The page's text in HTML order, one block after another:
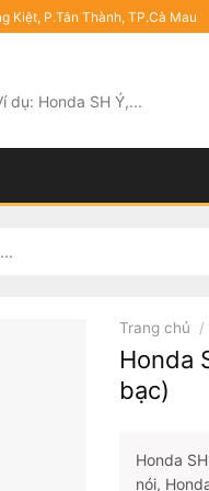
Kiệt, P.Tân Thành, TP.Cà Mau
Trang chủ /
Honda
bạc)
Honda
nói,